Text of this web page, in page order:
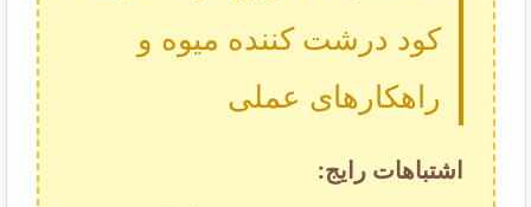
کود درشت کننده میوه و
راهکارهای عملی
اشتباهات رایج: